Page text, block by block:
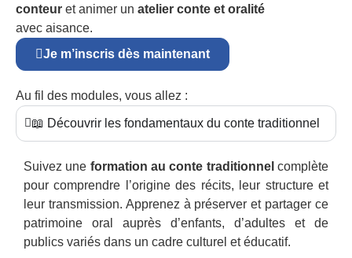
conteur et animer un atelier conte et oralité
avec aisance.
Je m’inscris dès maintenant
Au fil des modules, vous allez :
📖 Découvrir les fondamentaux du conte traditionnel
Suivez une formation au conte traditionnel complète
pour comprendre l’origine des récits, leur structure et
leur transmission. Apprenez à préserver et partager ce
patrimoine oral auprès d’enfants, d’adultes et de
publics variés dans un cadre culturel et éducatif.